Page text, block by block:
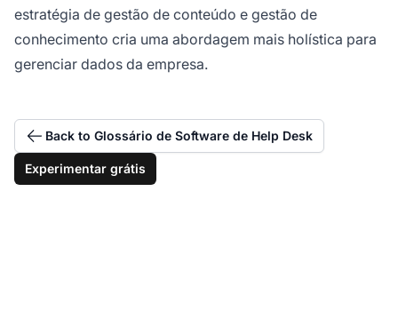
estratégia de gestão de conteúdo e gestão de
conhecimento cria uma abordagem mais holística para
gerenciar dados da empresa.
Back to Glossário de Software de Help Desk
Experimentar grátis